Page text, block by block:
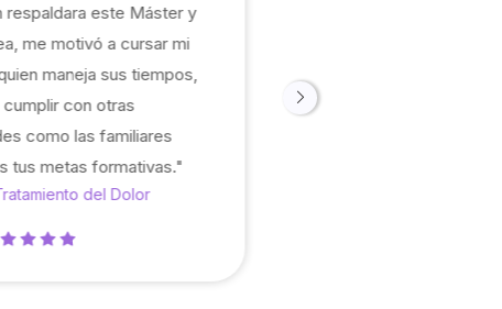
respaldara este Máster y
me motivó a cursar mi
maneja sus tiempos,
con otras
como las familiares
tus metas formativas."
del Dolor